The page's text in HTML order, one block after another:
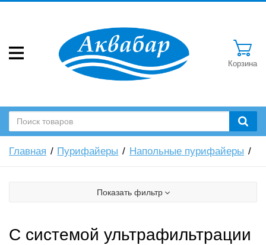
Корзина
Главная Пурифайеры Напольные пурифайеры
Показать фильтр
С системой ультрафильтрации